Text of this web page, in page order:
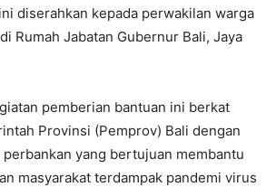
diserahkan kepada perwakilan warga
Rumah Jabatan Gubernur Bali, Jaya
pemberian bantuan ini berkat
Provinsi (Pemprov) Bali dengan
yang bertujuan membantu
masyarakat terdampak pandemi virus